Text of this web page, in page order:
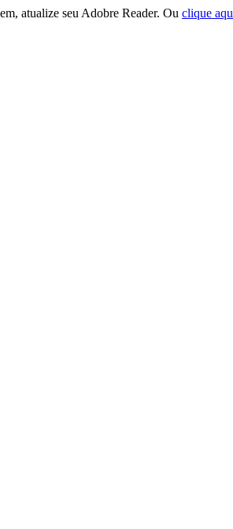
atualize seu Adobre Reader. Ou clique